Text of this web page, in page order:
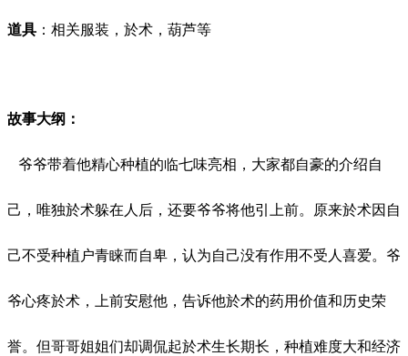
道具 ：相关服装，於术，葫芦等
故事大纲：
爷爷带着他精心种植的临七味亮相，大家都自豪的介绍自
己，唯独於术躲在人后，还要爷爷将他引上前。原来於术因自
己不受种植户青睐而自卑，认为自己没有作用不受人喜爱。爷
爷心疼於术，上前安慰他，告诉他於术的药用价值和历史荣
誉。但哥哥姐姐们却调侃起於术生长期长，种植难度大和经济